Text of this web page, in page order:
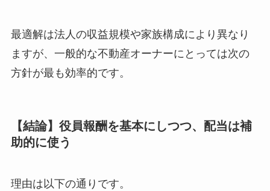
最適解は法人の収益規模や家族構成により異なり
ますが、一般的な不動産オーナーにとっては次の
方針が最も効率的です。
【結論】役員報酬を基本にしつつ、配当は補
助的に使う
理由は以下の通りです。